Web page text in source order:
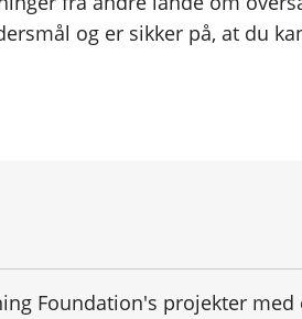
og er sikker på, at du
Foundation's projekter med